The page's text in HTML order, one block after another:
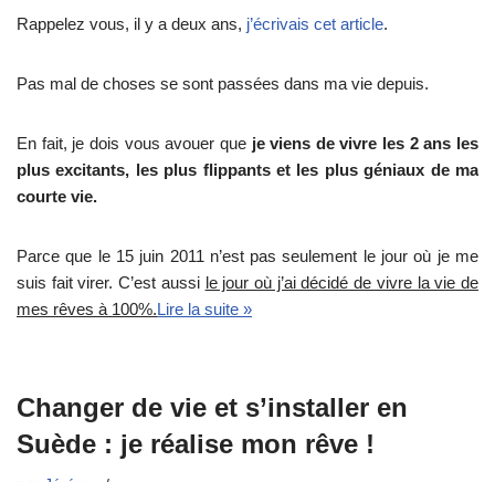
Rappelez vous, il y a deux ans, j’écrivais cet article.
Pas mal de choses se sont passées dans ma vie depuis.
En fait, je dois vous avouer que je viens de vivre les 2 ans les
plus excitants, les plus flippants et les plus géniaux de ma
courte vie.
Parce que le 15 juin 2011 n’est pas seulement le jour où je me
suis fait virer. C’est aussi le jour où j’ai décidé de vivre la vie de
mes rêves à 100%.Lire la suite »
Changer de vie et s’installer en
Suède : je réalise mon rêve !